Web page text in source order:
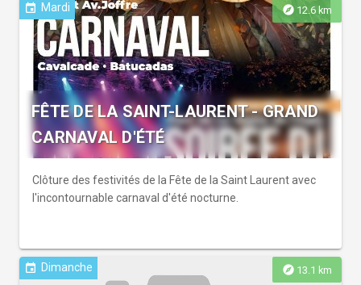
explore 12.6 km
event Mardi
FÊTE DE LA SAINT-LAURENT - GRAND
CARNAVAL D'ÉTÉ
Clôture des festivités de la Fête de la Saint Laurent avec
l'incontournable carnaval d'été nocturne.
explore 13.1 km
event Dimanche